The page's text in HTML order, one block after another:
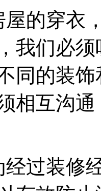
穿衣，
我们必
同的装
相互沟
装修经